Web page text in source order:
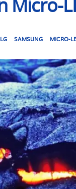
Micro-
LG SAMSUNG MICRO-